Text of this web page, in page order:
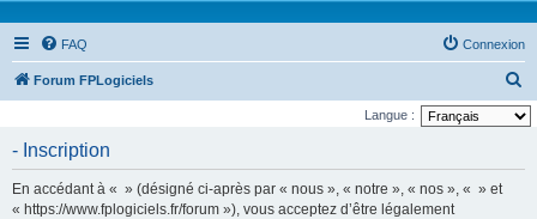
FAQ Connexion
Forum FPLogiciels
e
Langue :
- Inscription
En accédant à « » (désigné ci-après par « nous », « notre », « nos », « » et
« https://www.fplogiciels.fr/forum »), vous acceptez d’être légalement